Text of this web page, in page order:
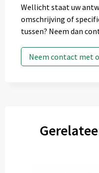
Wellicht staat uw
omschrijving of
tussen? Neem dan
Neem contact met